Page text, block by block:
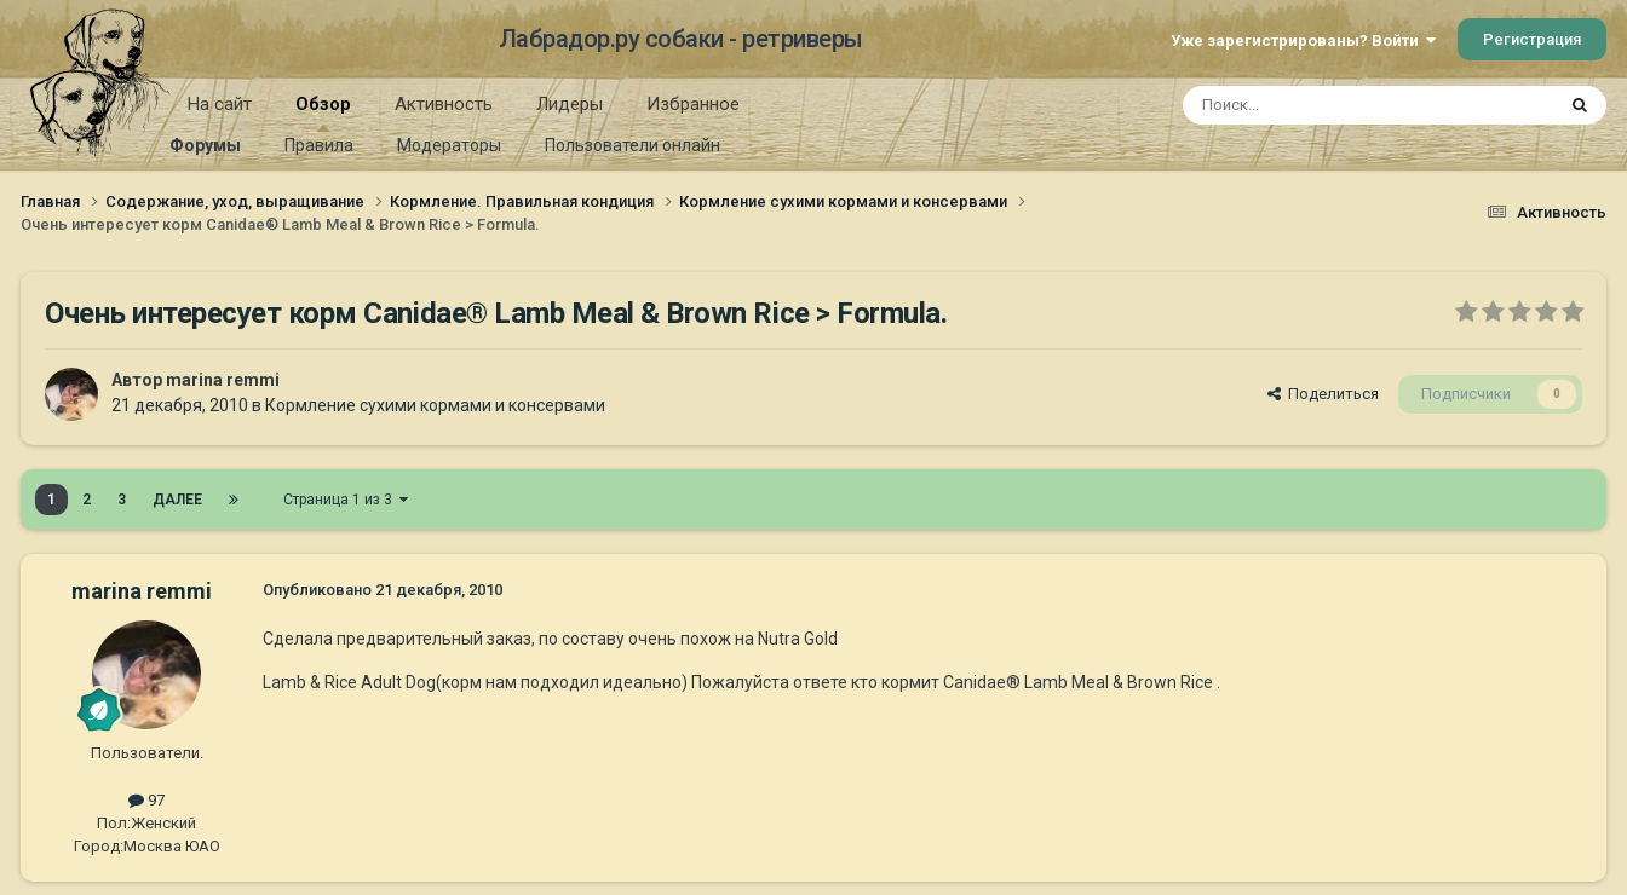
Лабрадор.ру собаки - ретриверы Уже зарегистрированы? Войти Регистрация
На сайт Обзор
Форумы Правила Модераторы Пользователи онлайн
Активность Лидеры Избранное
Активность
Главная Содержание, уход, выращивание Кормление. Правильная кондиция
Кормление сухими кормами и консервами
Очень интересует корм Canidae® Lamb Meal & Brown Rice > Formula.
Очень интересует корм Canidae® Lamb Meal & Brown Rice > Formula.
Автор marina remmi
21 декабря, 2010 в Кормление сухими кормами и консервами
Поделиться Подписчики 0
1 2 3 ДАЛЕЕ Страница 1 из 3
marina remmi
Пользователи.
97
Пол:Женский
Город:Москва ЮАО
Опубликовано 21 декабря, 2010
Сделала предварительный заказ, по составу очень похож на Nutra Gold
Lamb & Rice Adult Dog(корм нам подходил идеально) Пожалуйста ответе кто кормит Canidae® Lamb Meal & Brown Rice .